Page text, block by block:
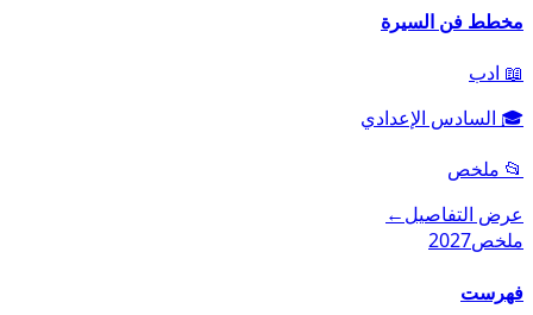
مخطط فن السيرة
📖 ادب
🎓 السادس الإعدادي
📂 ملخص
عرض التفاصيل←
ملخص2027
فهرست